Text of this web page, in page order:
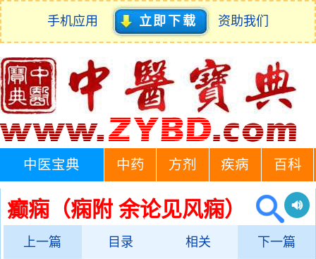
手机应用 立即下载 资助我们
中医宝典 中药 方剂 疾病 百科
癫痫（痫附 余论见风痫）
上一篇 目录 相关 下一篇